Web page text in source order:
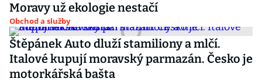
Moravy už ekologie nestačí
Obchod a služby
Štěpánek Auto dluží stamiliony a mlčí.
Italové kupují moravský parmazán. Česko je
motorkářská bašta